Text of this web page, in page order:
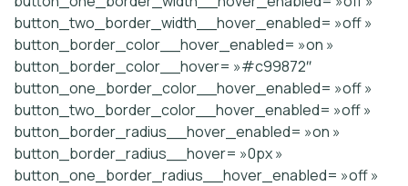
button_two_border_width__hover_enabled= »off »
button_border_color__hover_enabled= »on »
button_border_color__hover= »#c99872″
button_one_border_color__hover_enabled= »off »
button_two_border_color__hover_enabled= »off »
button_border_radius__hover_enabled= »on »
button_border_radius__hover= »0px »
button_one_border_radius__hover_enabled= »off »